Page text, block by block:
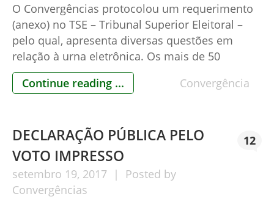
O Convergências protocolou um requerimento
(anexo) no TSE – Tribunal Superior Eleitoral –
pelo qual, apresenta diversas questões em
relação à urna eletrônica. Os mais de 50
movimentos e técnicos – dentre os quais, o
Engº Amilcar Brunazzo e a Dra. Maria Aparecida
[…]
Continue reading ... Convergência
DECLARAÇÃO PÚBLICA PELO
VOTO IMPRESSO
setembro 19, 2017
Posted by
Convergências
12